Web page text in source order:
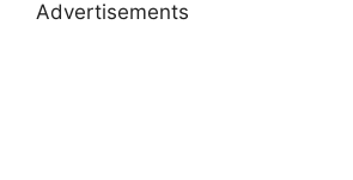
Advertisements